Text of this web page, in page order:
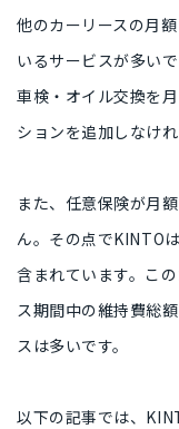
他のカーリースの月
いるサービスが多い
車検・オイル交換を
ションを追加しなけ
また、 任意保険が月
ん。その点でKINTO
含まれています。こ
ス期間中の維持費総
スは多いです。
以下の記事では、